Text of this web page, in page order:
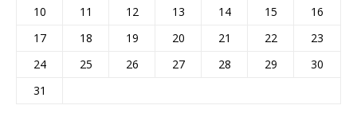
10
11 12 13 14 15
16
17
18 19 20 21 22
23
24
25 26 27 28 29
30
31